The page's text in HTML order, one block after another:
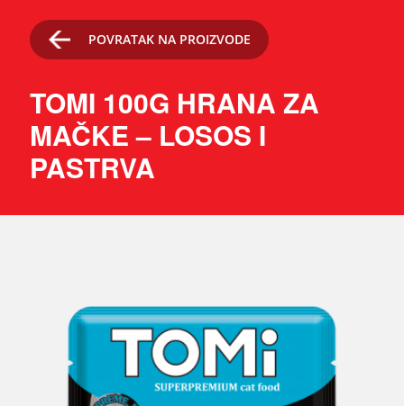
POVRATAK NA PROIZVODE
TOMI 100G HRANA ZA
MAČKE – LOSOS I
PASTRVA